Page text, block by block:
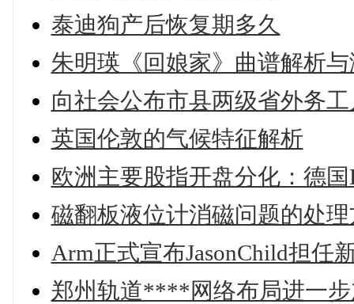
泰迪狗产后恢复期多久
朱明瑛《回娘家》曲谱解析
向社会公布市县两级省外务
英国伦敦的气候特征解析
欧洲主要股指开盘分化：德
磁翻板液位计消磁问题的处
Arm正式宣布JasonChild担任
郑州轨道****网络布局进一